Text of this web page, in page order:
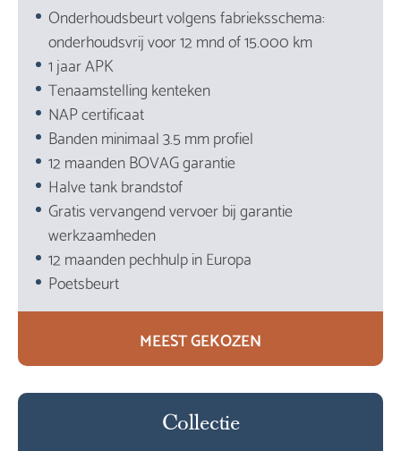
Onderhoudsbeurt volgens fabrieksschema:
onderhoudsvrij voor 12 mnd of 15.000 km
1 jaar APK
Tenaamstelling kenteken
NAP certificaat
Banden minimaal 3.5 mm profiel
12 maanden BOVAG garantie
Halve tank brandstof
Gratis vervangend vervoer bij garantie
werkzaamheden
12 maanden pechhulp in Europa
Poetsbeurt
MEEST GEKOZEN
Collectie